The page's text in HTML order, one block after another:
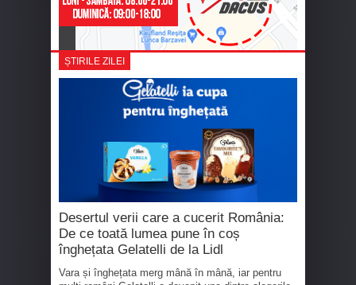
ȘTIRILE ZILEI
Desertul verii care a cucerit România:
De ce toată lumea pune în coș
înghețata Gelatelli de la Lidl
Vara și înghețata merg mână în mână, iar pentru